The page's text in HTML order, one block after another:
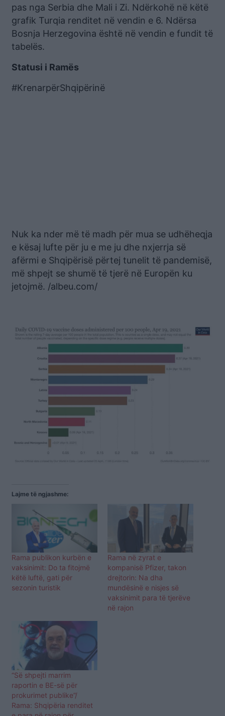
pas nga Serbia dhe Mali i Zi. Ndërkohë në këtë
grafik Turqia renditet në vendin e 6. Ndërsa
Bosnja Herzegovina është në vendin e fundit të
tabelës.
Statusi i Ramës
#KrenarpërShqipërinë
Nuk ka nder më të madh për mua se udhëheqja
e kësaj lufte për ju e me ju dhe nxjerrja së
afërmi e Shqipërisë përtej tunelit të pandemisë,
më shpejt se shumë të tjerë në Europën ku
jetojmë. /albeu.com/
Lajme të ngjashme:
Rama publikon kurbën e
vaksinimit: Do ta fitojmë
këtë luftë, gati për
sezonin turistik
Rama në zyrat e
kompanisë Pfizer, takon
drejtorin: Na dha
mundësinë e nisjes së
vaksinimit para të tjerëve
në rajon
“Së shpejti marrim
raportin e BE-së për
prokurimet publike”/
Rama: Shqipëria renditet